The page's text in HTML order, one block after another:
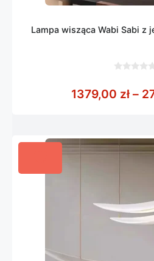
Lampa wisząca Wabi Sabi z
5
1379,00 zł –